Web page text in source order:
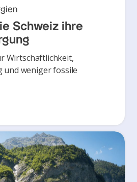
Schweiz ihre
Wirtschaftlichkeit,
weniger fossile